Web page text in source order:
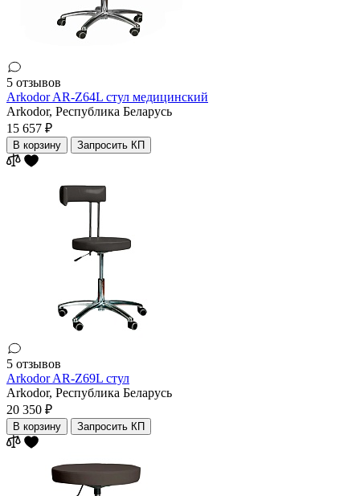
5 отзывов
Arkodor AR-Z64L стул медицинский
Arkodor, Республика Беларусь
15 657 ₽
В корзину Запросить КП
5 отзывов
Arkodor AR-Z69L стул
Arkodor, Республика Беларусь
20 350 ₽
В корзину Запросить КП